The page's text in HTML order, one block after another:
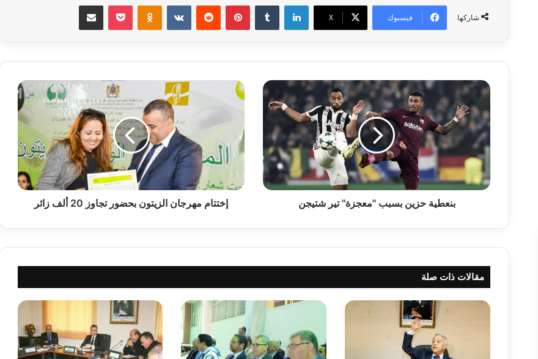
شاركها فيسبوك ‫X
لينكدإن بينتيريست
ب
ع
ط
ة
ز
ي
س
"
ج
بنعطية حزين بسبب "معجزة" تير شتيجن
إ
خ
ا
م
ر
ن
ز
و
ن
ب
ح
ض
إختتام مهرجان الزيتون بحضور تجاوز 20 ألف زائر
مقالات ذات صلة